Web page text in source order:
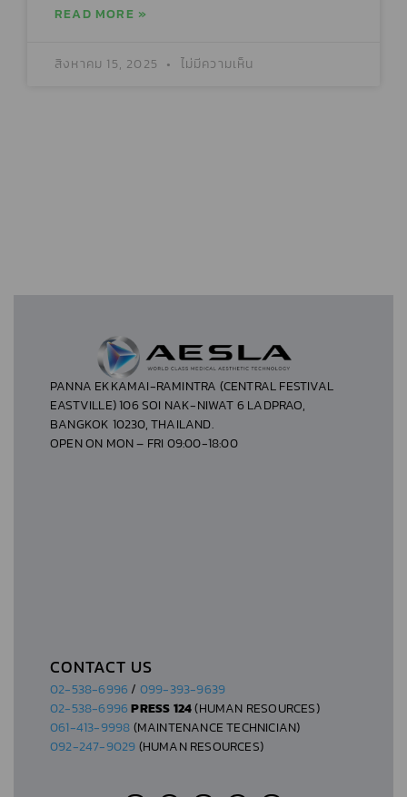
READ MORE »
สิงหาคม 15, 2025 ไม่มีความเห็น
PANNA EKKAMAI-RAMINTRA (CENTRAL FESTIVAL
EASTVILLE) 106 SOI NAK-NIWAT 6 LADPRAO,
BANGKOK 10230, THAILAND.
OPEN ON MON – FRI 09:00-18:00
CONTACT US
02-538-6996 / 099-393-9639
02-538-6996 PRESS 124(HUMAN RESOURCES)
061-413-9998(MAINTENANCE TECHNICIAN)
092-247-9029(HUMAN RESOURCES)